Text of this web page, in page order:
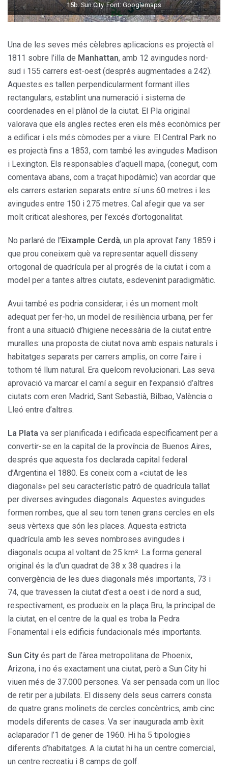
15b. Sun City. Font: Googlemaps
Una de les seves més cèlebres aplicacions es projectà el
1811 sobre l’illa de Manhattan, amb 12 avingudes nord-
sud i 155 carrers est-oest (després augmentades a 242).
Aquestes es tallen perpendicularment formant illes
rectangulars, establint una numeració i sistema de
coordenades en el plànol de la ciutat. El Pla original
valorava que els angles rectes eren els més econòmics per
a edificar i els més còmodes per a viure. El Central Park no
es projectà fins a 1853, com també les avingudes Madison
i Lexington. Els responsables d’aquell mapa, (conegut, com
comentava abans, com a traçat hipodàmic) van acordar que
els carrers estarien separats entre sí uns 60 metres i les
avingudes entre 150 i 275 metres. Cal afegir que va ser
molt criticat aleshores, per l’excés d’ortogonalitat.
No parlaré de l’Eixample Cerdà, un pla aprovat l’any 1859 i
que prou coneixem què va representar aquell disseny
ortogonal de quadrícula per al progrés de la ciutat i com a
model per a tantes altres ciutats, esdevenint paradigmàtic.
Avui també es podria considerar, i és un moment molt
adequat per fer-ho, un model de resiliència urbana, per fer
front a una situació d’higiene necessària de la ciutat entre
muralles: una proposta de ciutat nova amb espais naturals i
habitatges separats per carrers amplis, on corre l’aire i
tothom té llum natural. Era quelcom revolucionari. Las seva
aprovació va marcar el camí a seguir en l’expansió d’altres
ciutats com eren Madrid, Sant Sebastià, Bilbao, València o
Lleó entre d’altres.
La Plata va ser planificada i edificada específicament per a
convertir-se en la capital de la província de Buenos Aires,
després que aquesta fos declarada capital federal
d’Argentina el 1880. Es coneix com a «ciutat de les
diagonals» pel seu característic patró de quadrícula tallat
per diverses avingudes diagonals. Aquestes avingudes
formen rombes, que al seu torn tenen grans cercles en els
seus vèrtexs que són les places. Aquesta estricta
quadrícula amb les seves nombroses avingudes i
diagonals ocupa al voltant de 25 km². La forma general
original és la d’un quadrat de 38 x 38 quadres i la
convergència de les dues diagonals més importants, 73 i
74, que travessen la ciutat d’est a oest i de nord a sud,
respectivament, es produeix en la plaça Bru, la principal de
la ciutat, en el centre de la qual es troba la Pedra
Fonamental i els edificis fundacionals més importants.
Sun City és part de l’àrea metropolitana de Phoenix,
Arizona, i no és exactament una ciutat, però a Sun City hi
viuen més de 37.000 persones. Va ser pensada com un lloc
de retir per a jubilats. El disseny dels seus carrers consta
de quatre grans molinets de cercles concèntrics, amb cinc
models diferents de cases. Va ser inaugurada amb èxit
aclaparador l’1 de gener de 1960. Hi ha 5 tipologies
diferents d’habitatges. A la ciutat hi ha un centre comercial,
un centre recreatiu i 8 camps de golf.